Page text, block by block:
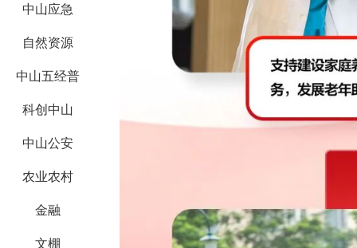
中山应急
自然资源
中山五经普
科创中山
中山公安
农业农村
金融
文棚